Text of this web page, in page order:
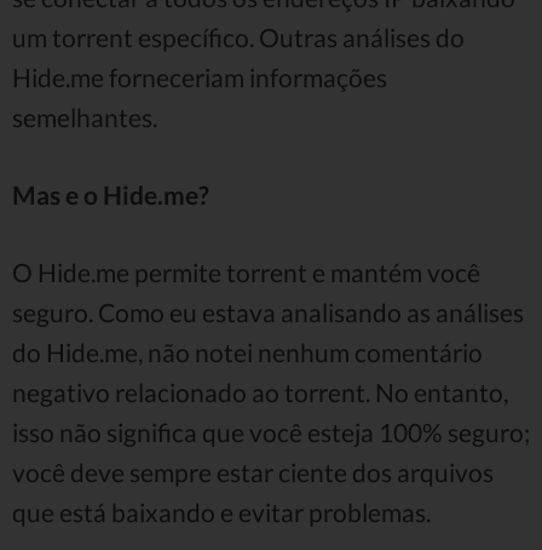
um torrent específico. Outras análises do
Hide.me forneceriam informações
semelhantes.
Mas e o Hide.me?
O Hide.me permite torrent e mantém você
seguro. Como eu estava analisando as análises
do Hide.me, não notei nenhum comentário
negativo relacionado ao torrent. No entanto,
isso não significa que você esteja 100% seguro;
você deve sempre estar ciente dos arquivos
que está baixando e evitar problemas.